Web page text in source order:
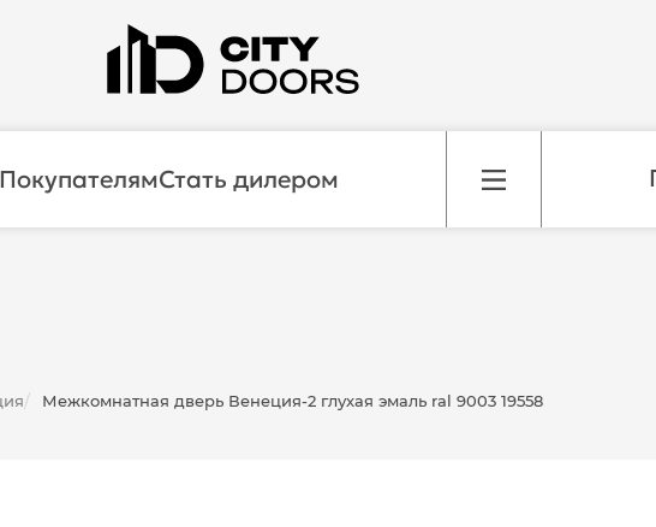
ПокупателямСтать дилером
/ Межкомнатная дверь Венеция-2 глухая эмаль ral 9003 19558